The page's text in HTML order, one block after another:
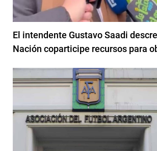
El intendente Gustavo Saadi
Nación coparticipe recursos para